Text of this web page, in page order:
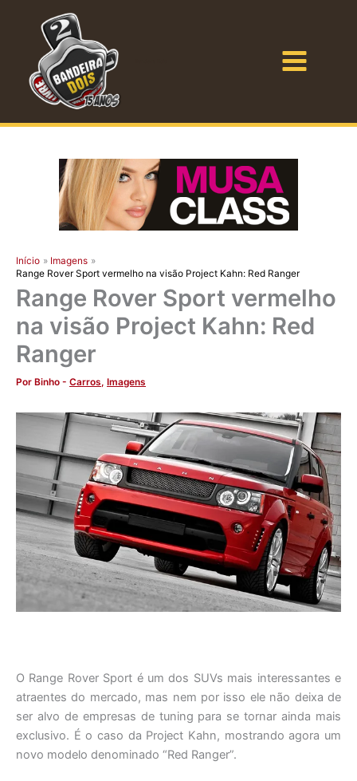
conteúdo
Início
Imagens
Range Rover Sport vermelho na visão Project Kahn: Red Ranger
Range Rover Sport vermelho
na visão Project Kahn: Red
Ranger
Por Binho - Carros, Imagens
O Range Rover Sport é um dos SUVs mais interessantes e
atraentes do mercado, mas nem por isso ele não deixa de
ser alvo de empresas de tuning para se tornar ainda mais
exclusivo. É o caso da Project Kahn, mostrando agora um
novo modelo denominado “Red Ranger”.